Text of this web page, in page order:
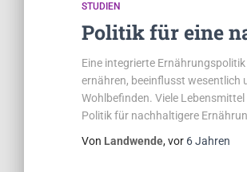
STUDIEN
Politik für eine
Eine integrierte
ernähren, beeinflusst wesentlich
Wohlbefinden. Viele
Politik für nachhaltigere
Von Landwende, vor 6 Jahren